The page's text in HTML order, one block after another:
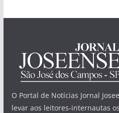
O Portal de Notícias Jornal
levar aos leitores-internautas